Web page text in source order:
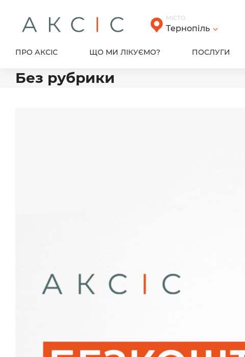
content
МІСТО
Тернопіль
ПРО АКСІС ЩО МИ ЛІКУЄМО? ПОСЛУГИ
Без рубрики